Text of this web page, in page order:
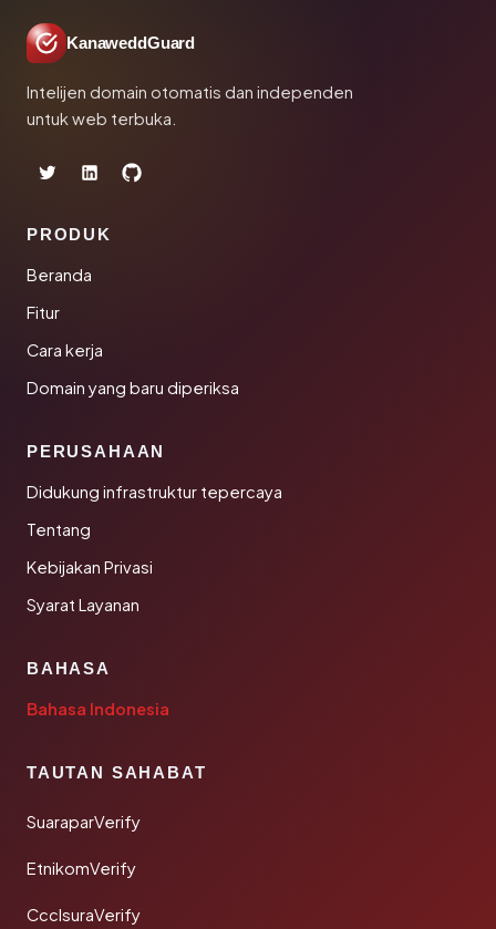
KanaweddGuard
Intelijen domain otomatis dan independen
untuk web terbuka.
PRODUK
Beranda
Fitur
Cara kerja
Domain yang baru diperiksa
PERUSAHAAN
Didukung infrastruktur tepercaya
Tentang
Kebijakan Privasi
Syarat Layanan
BAHASA
Bahasa Indonesia
TAUTAN SAHABAT
SuaraparVerify
EtnikomVerify
CcclsuraVerify